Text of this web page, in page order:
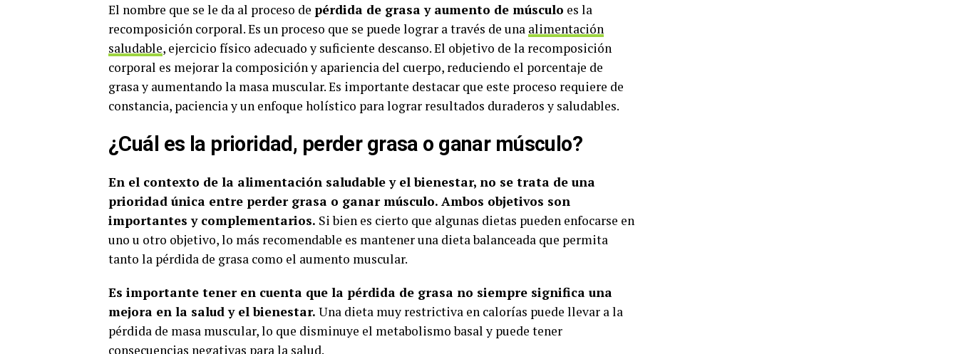
El nombre que se le da al proceso de pérdida de grasa y aumento de músculo es la
recomposición corporal. Es un proceso que se puede lograr a través de una alimentación
saludable, ejercicio físico adecuado y suficiente descanso. El objetivo de la recomposición
corporal es mejorar la composición y apariencia del cuerpo, reduciendo el porcentaje de
grasa y aumentando la masa muscular. Es importante destacar que este proceso requiere de
constancia, paciencia y un enfoque holístico para lograr resultados duraderos y saludables.
¿Cuál es la prioridad, perder grasa o ganar músculo?
En el contexto de la alimentación saludable y el bienestar, no se trata de una
prioridad única entre perder grasa o ganar músculo. Ambos objetivos son
importantes y complementarios. Si bien es cierto que algunas dietas pueden enfocarse en
uno u otro objetivo, lo más recomendable es mantener una dieta balanceada que permita
tanto la pérdida de grasa como el aumento muscular.
Es importante tener en cuenta que la pérdida de grasa no siempre significa una
mejora en la salud y el bienestar. Una dieta muy restrictiva en calorías puede llevar a la
pérdida de masa muscular, lo que disminuye el metabolismo basal y puede tener
consecuencias negativas para la salud.